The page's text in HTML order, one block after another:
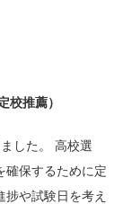
校推薦）
した。 高校選
確保するために定
や試験日を考え